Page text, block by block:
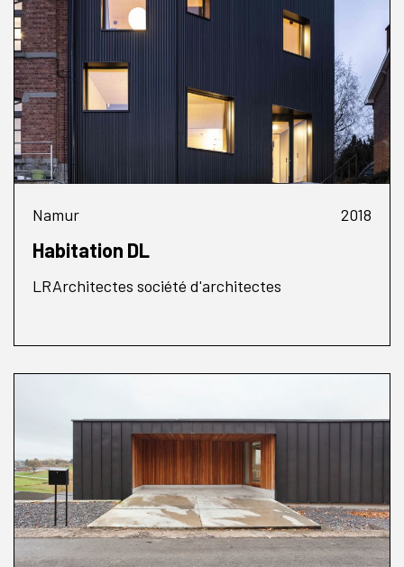
Namur 2018
Habitation DL
LRArchitectes société d'architectes